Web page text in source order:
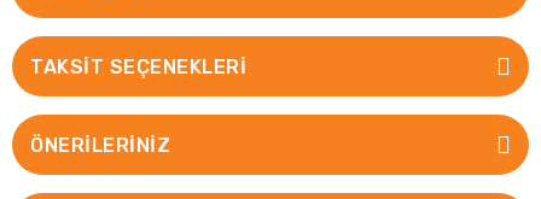
TAKSIT SEÇENEKLERI
ÖNERILERINIZ